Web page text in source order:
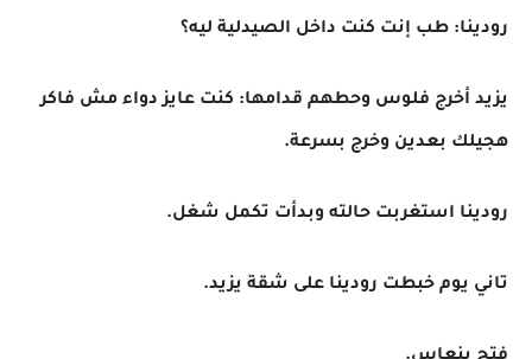
رودينا: طب إنت كنت داخل الصيدلية ليه؟
يزيد أخرج فلوس وحطهم قدامها: كنت عايز دواء مش فاكر
هجيلك بعدين وخرج بسرعة.
رودينا استغربت حالته وبدأت تكمل شغل.
تاني يوم خبطت رودينا على شقة يزيد.